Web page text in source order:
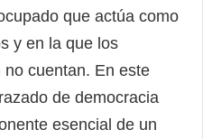
que actúa como
y en la que los
cuentan. En este
de democracia
esencial de un